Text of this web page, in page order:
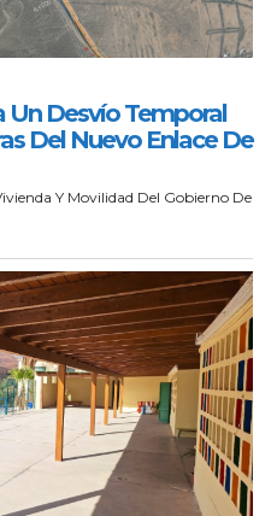
Un Desvío Temporal
Del Nuevo Enlace De
Y Movilidad Del Gobierno De